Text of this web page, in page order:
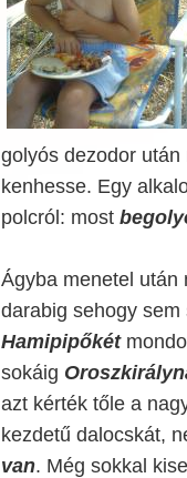
golyós dezodor
kenhesse. Egy
polcról: most
Ágyba menetel után
darabig sehogy
Hamipipőkét
sokáig
azt kérték tőle a
kezdetű dalocskát,
van. Még sokkal